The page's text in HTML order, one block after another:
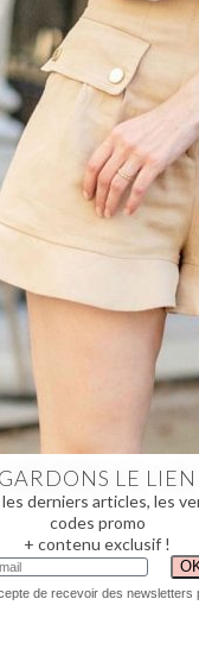
GARDONS LE LIEN
derniers articles, les
codes promo
+ contenu exclusif !
de recevoir des newsletters